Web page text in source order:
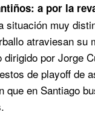
a por la
situación muy
atraviesan su
dirigido por Jorge
de playoff de
que en Santiago